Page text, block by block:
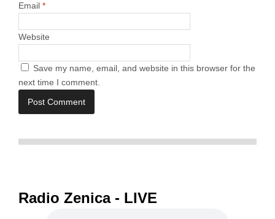
Email *
Website
Save my name, email, and website in this browser for the
next time I comment.
Radio Zenica - LIVE